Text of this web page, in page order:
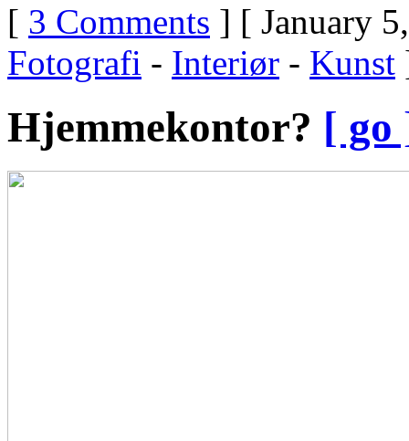
[ 3 Comments ] [ January
Fotografi - Interiør - Kunst
Hjemmekontor? [ go